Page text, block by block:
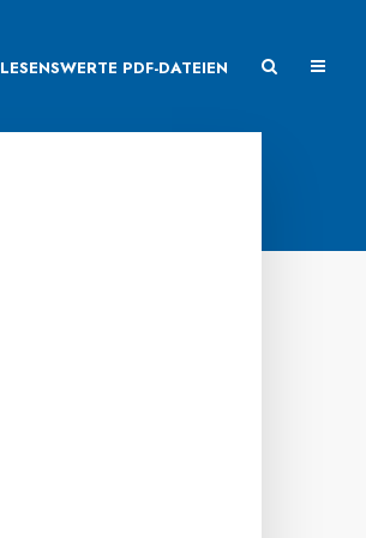
LESENSWERTE PDF-DATEIEN